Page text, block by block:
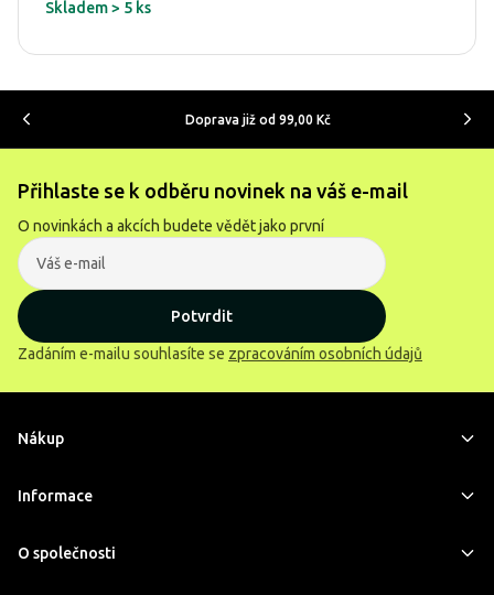
Skladem > 5 ks
Doprava již od 99,00 Kč
Přihlaste se k odběru novinek na váš e-mail
O novinkách a akcích budete vědět jako první
Potvrdit
Zadáním e-mailu souhlasíte se zpracováním osobních údajů
Nákup
Informace
O společnosti